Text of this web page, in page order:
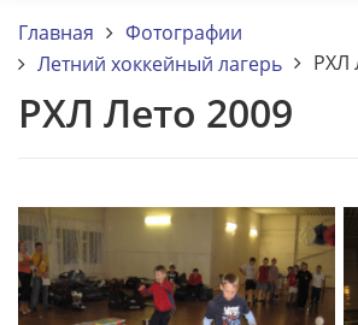
Главная
Фотографии
Летний хоккейный лагерь
РХЛ
РХЛ Лето 2009